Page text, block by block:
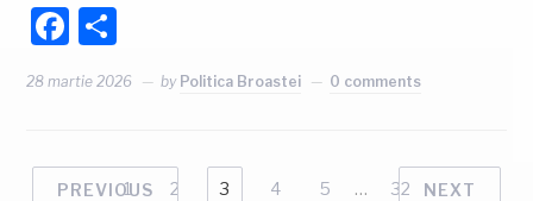
Facebook
28 martie 2026 by Politica Broastei 0 comments
PREVIOUS
1 2 3 4 5 … 32 NEXT